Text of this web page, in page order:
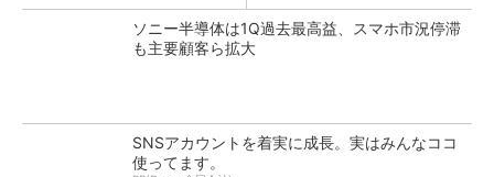
ソニー半導体は1Q過去最高益、スマホ市況停滞
も主要顧客ら拡大
SNSアカウントを着実に成長。実はみんなココ
使ってます。